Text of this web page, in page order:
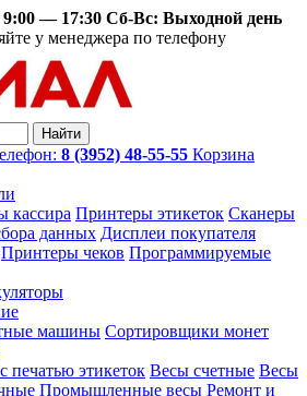
— 17:30 Сб-Вс: Выходной день
у менеджера по телефону
Найти
8 (3952) 48-55-55 Корзина
кассира Принтеры этикеток Сканеры
данных Дисплеи покупателя
Принтеры чеков Программируемые
машины Сортировщики монет
печатью этикеток Весы счетные Весы
Промышленные весы Ремонт и